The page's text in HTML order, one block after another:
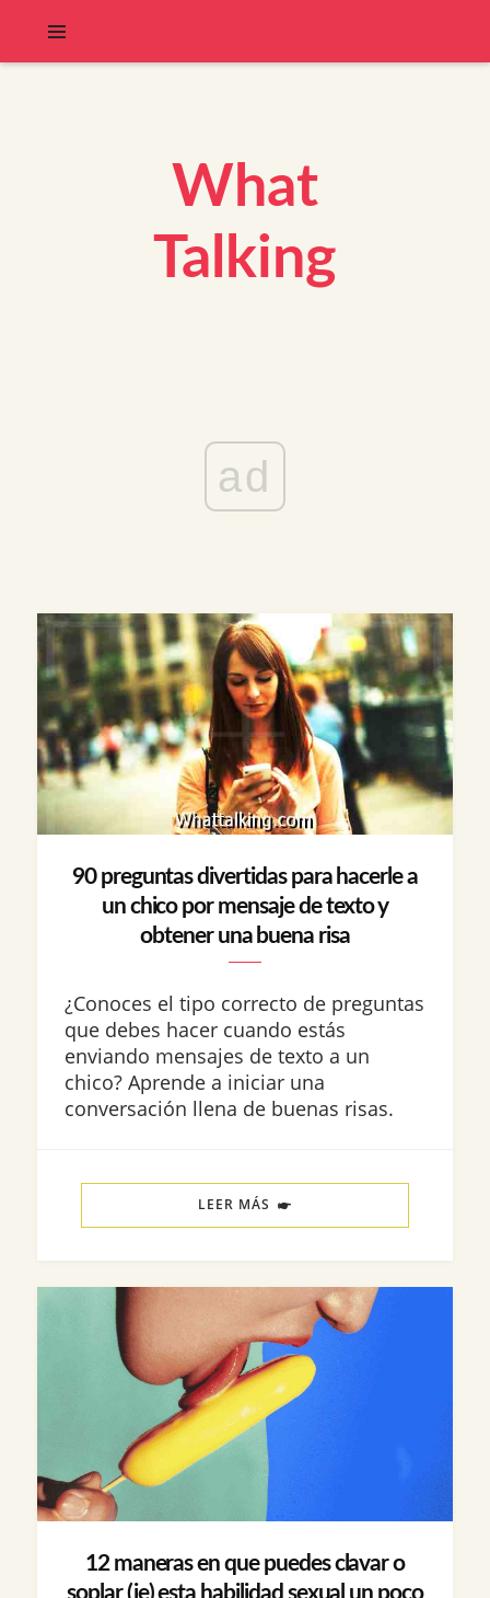
What
Talking
ad
90 preguntas divertidas para hacerle a
un chico por mensaje de texto y
obtener una buena risa
¿Conoces el tipo correcto de preguntas
que debes hacer cuando estás
enviando mensajes de texto a un
chico? Aprende a iniciar una
conversación llena de buenas risas.
LEER MÁS
12 maneras en que puedes clavar o
soplar (je) esta habilidad sexual un poco